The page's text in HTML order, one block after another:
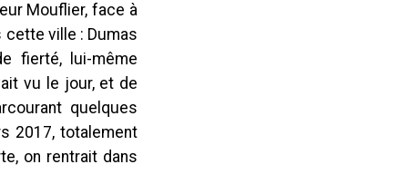
Mouflier, face à
cette ville : Dumas
fierté, lui-même
vu le jour, et de
quelques
2017, totalement
on rentrait dans